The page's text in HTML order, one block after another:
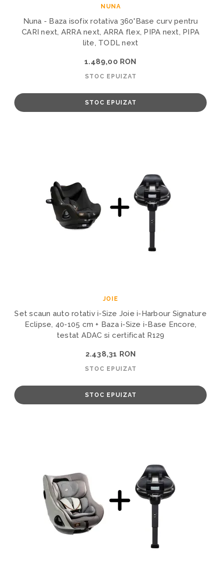
NUNA
Nuna - Baza isofix rotativa 360°Base curv pentru
CARI next, ARRA next, ARRA flex, PIPA next, PIPA
lite, TODL next
1.489,00 RON
STOC EPUIZAT
STOC EPUIZAT
JOIE
Set scaun auto rotativ i-Size Joie i-Harbour Signature
Eclipse, 40-105 cm + Baza i-Size i-Base Encore,
testat ADAC si certificat R129
2.438,31 RON
STOC EPUIZAT
STOC EPUIZAT